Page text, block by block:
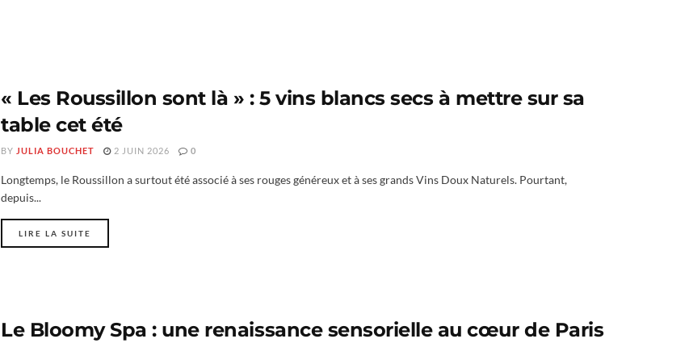
« Les Roussillon sont là » : 5 vins blancs secs à mettre sur sa
table cet été
BY JULIA BOUCHET 2 JUIN 2026 0
Longtemps, le Roussillon a surtout été associé à ses rouges généreux et à ses grands Vins Doux Naturels. Pourtant,
depuis...
LIRE LA SUITE
Le Bloomy Spa : une renaissance sensorielle au cœur de Paris